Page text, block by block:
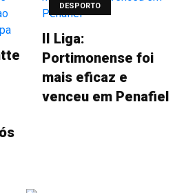
DESPORTO
II Liga:
Portimonense foi
mais eficaz e
venceu em Penafiel